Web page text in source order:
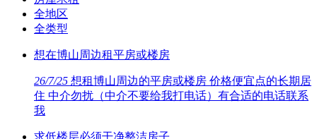
全地区
全类型
想在博山周边租平房或楼房
26/7/25 想租博山周边的平房或楼房 价格便宜点的长期居
住 中介勿扰（中介不要给我打电话）有合适的电话联系
我
求低楼层必须干净整洁房子